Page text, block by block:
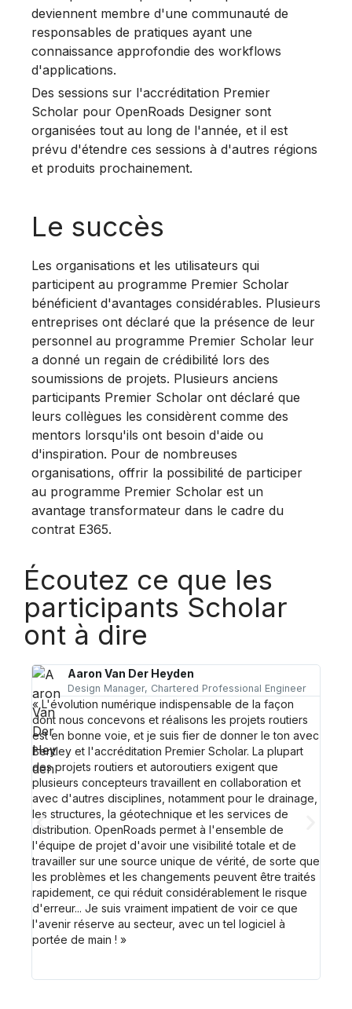
deviennent membre d'une communauté de
responsables de pratiques ayant une
connaissance approfondie des workflows
d'applications.
Des sessions sur l'accréditation Premier
Scholar pour OpenRoads Designer sont
organisées tout au long de l'année, et il est
prévu d'étendre ces sessions à d'autres régions
et produits prochainement.
Le succès
Les organisations et les utilisateurs qui
participent au programme Premier Scholar
bénéficient d'avantages considérables. Plusieurs
entreprises ont déclaré que la présence de leur
personnel au programme Premier Scholar leur
a donné un regain de crédibilité lors des
soumissions de projets. Plusieurs anciens
participants Premier Scholar ont déclaré que
leurs collègues les considèrent comme des
mentors lorsqu'ils ont besoin d'aide ou
d'inspiration. Pour de nombreuses
organisations, offrir la possibilité de participer
au programme Premier Scholar est un
avantage transformateur dans le cadre du
contrat E365.
Écoutez ce que les
participants Scholar
ont à dire
Aaron Van Der Heyden
Design Manager, Chartered Professional Engineer
« L'évolution numérique indispensable de la façon
dont nous concevons et réalisons les projets routiers
est en bonne voie, et je suis fier de donner le ton avec
Bentley et l'accréditation Premier Scholar. La plupart
des projets routiers et autoroutiers exigent que
plusieurs concepteurs travaillent en collaboration et
avec d'autres disciplines, notamment pour le drainage,
les structures, la géotechnique et les services de
distribution. OpenRoads permet à l'ensemble de
l'équipe de projet d'avoir une visibilité totale et de
travailler sur une source unique de vérité, de sorte que
les problèmes et les changements peuvent être traités
rapidement, ce qui réduit considérablement le risque
d'erreur... Je suis vraiment impatient de voir ce que
l'avenir réserve au secteur, avec un tel logiciel à
portée de main ! »